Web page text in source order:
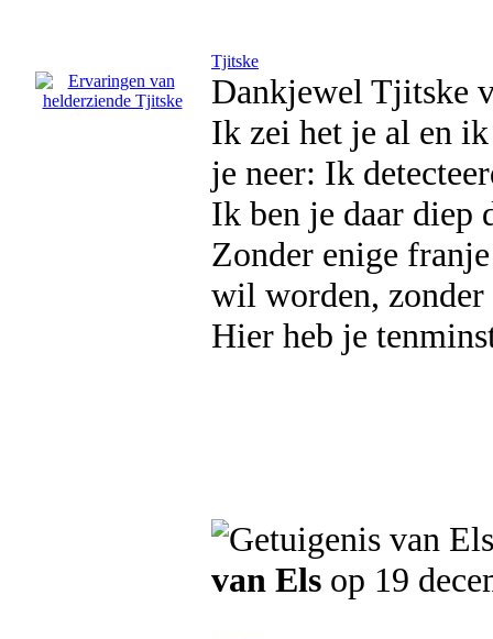
Tjitske
Dankjewel Tjitske
Ik zei het je al en
je neer: Ik
Ik ben je daar diep
Zonder enige
wil worden, zonder
Hier heb je
van Els op 19